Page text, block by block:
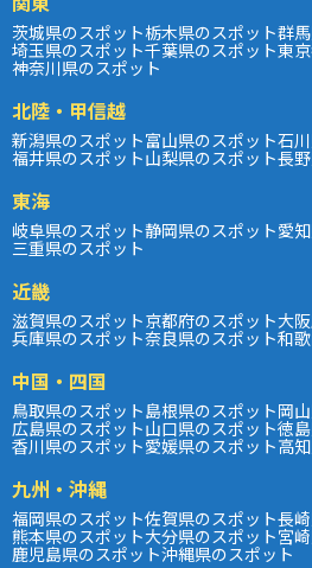
茨城県のスポット栃木県のスポット群
埼玉県のスポット千葉県のスポット東
神奈川県のスポット
北陸・甲信越
新潟県のスポット富山県のスポット石
福井県のスポット山梨県のスポット長
東海
岐阜県のスポット静岡県のスポット愛
三重県のスポット
近畿
滋賀県のスポット京都府のスポット大
兵庫県のスポット奈良県のスポット和
中国・四国
鳥取県のスポット島根県のスポット岡
広島県のスポット山口県のスポット徳
香川県のスポット愛媛県のスポット高
九州・沖縄
福岡県のスポット佐賀県のスポット長
熊本県のスポット大分県のスポット宮
鹿児島県のスポット沖縄県のスポット